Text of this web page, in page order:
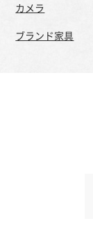
カメラ
ブランド家具